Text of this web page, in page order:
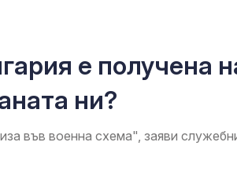
е получена
ни?
във военна схема", заяви